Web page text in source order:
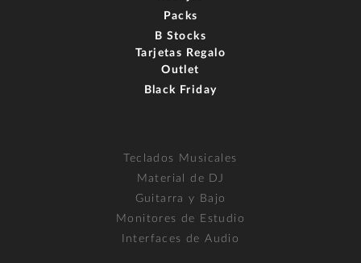
Packs
B Stocks
Tarjetas Regalo
Outlet
Black Friday
Teclados Musicales
Material de DJ
Guitarra y Bajo
Monitores de Estudio
Interfaces de Audio